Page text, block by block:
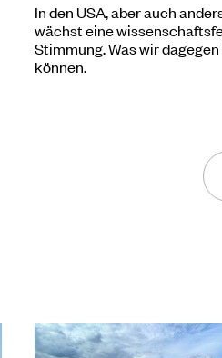
In den USA, aber auch
wächst eine
Stimmung. Was wir
können.